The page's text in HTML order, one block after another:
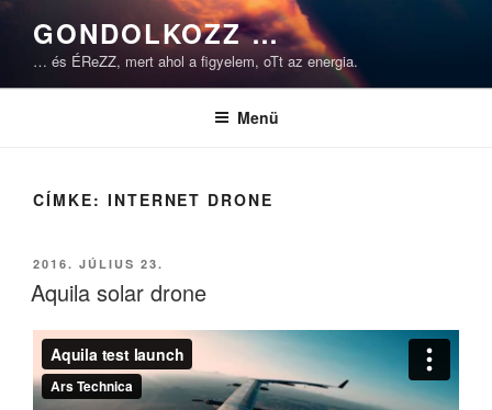
Tartalomhoz
GONDOLKOZZ …
… és ÉReZZ, mert ahol a figyelem, oTt az energia.
Menü
CÍMKE: INTERNET DRONE
BEKÜLDVE:
2016. JÚLIUS 23.
Aquila solar drone